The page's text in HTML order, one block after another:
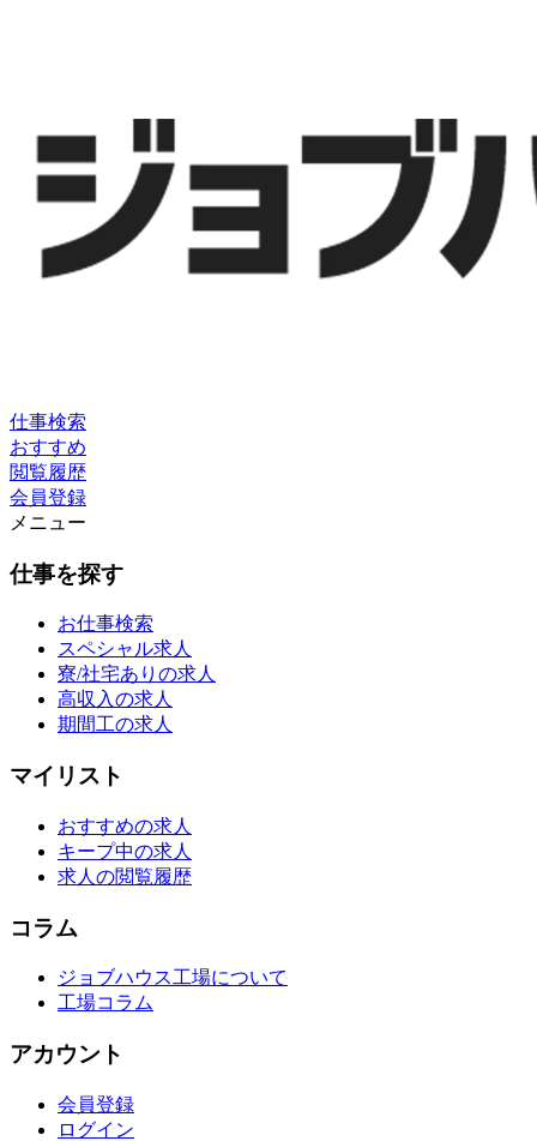
仕事検索
おすすめ
閲覧履歴
会員登録
メニュー
仕事を探す
お仕事検索
スペシャル求人
寮/社宅ありの求人
高収入の求人
期間工の求人
マイリスト
おすすめの求人
キープ中の求人
求人の閲覧履歴
コラム
ジョブハウス工場について
工場コラム
アカウント
会員登録
ログイン